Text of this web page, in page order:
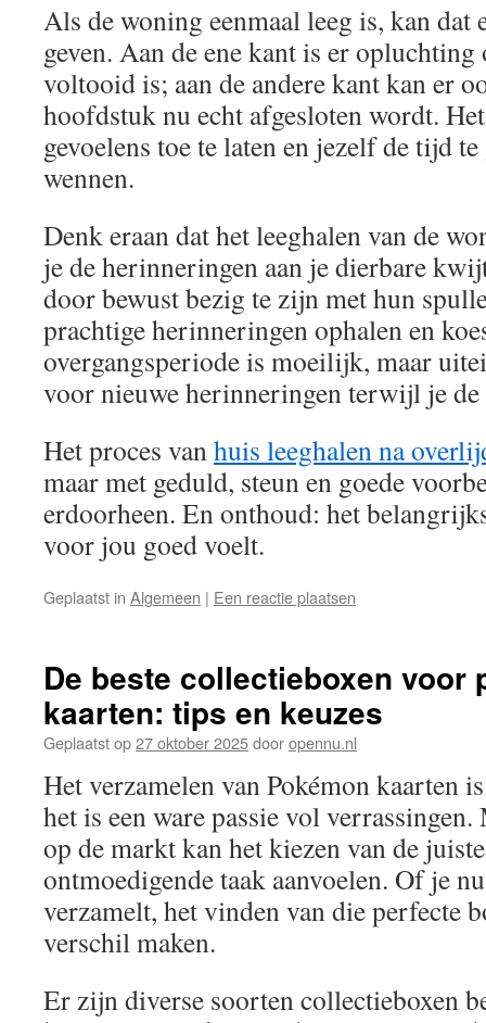
Als de woning eenmaal leeg is, kan dat
geven. Aan de ene kant is er
voltooid is; aan de andere kant kan er
hoofdstuk nu echt afgesloten wordt.
gevoelens toe te laten en jezelf de tijd
wennen.
Denk eraan dat het leeghalen van de
je de herinneringen aan je dierbare
door bewust bezig te zijn met hun
prachtige herinneringen ophalen en
overgangsperiode is moeilijk, maar
voor nieuwe herinneringen terwijl je
Het proces vanhuis leeghalen na
maar met geduld, steun en goede
erdoorheen. En onthoud: het
voor jou goed voelt.
Geplaatst in Algemeen | Een reactie plaatsen
De beste collectieboxen voor
kaarten: tips en keuzes
Geplaatst op27 oktober 2025dooropennu.nl
Het verzamelen van Pokémon kaarten
het is een ware passie vol
op de markt kan het kiezen van de
ontmoedigende taak aanvoelen. Of je
verzamelt, het vinden van die perfecte
verschil maken.
Er zijn diverse soorten collectieboxen